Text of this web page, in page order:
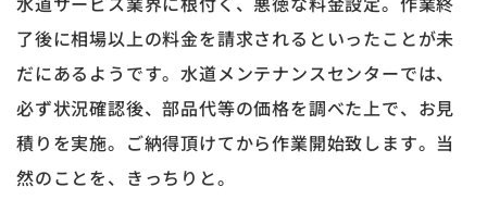
了後に相場以上の料金を請求されるといったことが未
だにあるようです。水道メンテナンスセンターでは、
必ず状況確認後、部品代等の価格を調べた上で、お見
積りを実施。ご納得頂けてから作業開始致します。当
然のことを、きっちりと。